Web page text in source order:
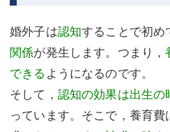
婚外子は認知することで初め
関係が発生します。つまり，
できる ようになるのです。
そして， 認知の効果は出生の
っています。そこで，養育費